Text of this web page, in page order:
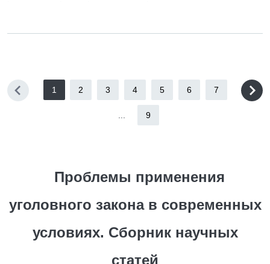
1 2 3 4 5 6 7
9
Проблемы применения
уголовного закона в современных
условиях. Сборник научных
статей